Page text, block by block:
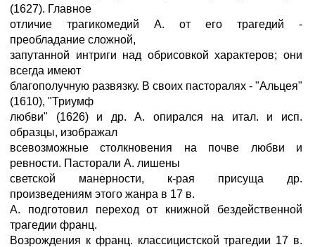
(1627). Главное
отличие трагикомедий А. от его трагедий -
преобладание сложной,
запутанной интриги над обрисовкой характеров; они
всегда имеют
благополучную развязку. В своих пасторалях - "Альцея"
(1610), "Триумф
любви" (1626) и др. А. опирался на итал. и исп.
образцы, изображал
всевозможные столкновения на почве любви и
ревности. Пасторали А. лишены
светской манерности, к-рая присуща др.
произведениям этого жанра в 17 в.
А. подготовил переход от книжной бездейственной
трагедии франц.
Возрождения к франц. классицистской трагедии 17 в.